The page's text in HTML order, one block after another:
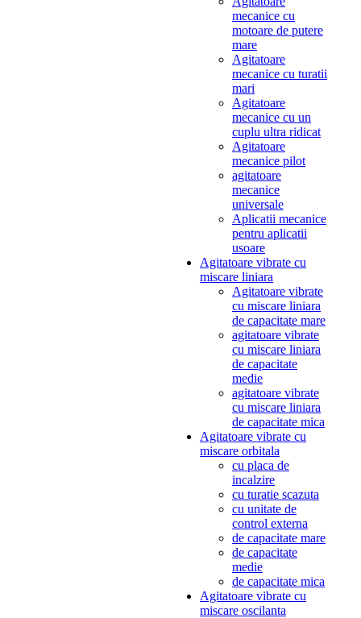
mecanice cu
motoare de putere
mare
Agitatoare
mecanice cu turatii
mari
Agitatoare
mecanice cu un
cuplu ultra ridicat
Agitatoare
mecanice pilot
agitatoare
mecanice
universale
Aplicatii mecanice
pentru aplicatii
usoare
Agitatoare vibrate cu
miscare liniara
Agitatoare vibrate
cu miscare liniara
de capacitate mare
agitatoare vibrate
cu miscare liniara
de capacitate
medie
agitatoare vibrate
cu miscare liniara
de capacitate mica
Agitatoare vibrate cu
miscare orbitala
cu placa de
incalzire
cu turatie scazuta
cu unitate de
control externa
de capacitate mare
de capacitate
medie
de capacitate mica
Agitatoare vibrate cu
miscare oscilanta